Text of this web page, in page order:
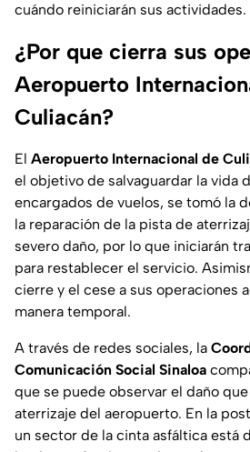
cuándo reiniciarán sus actividades.
¿Por que cierra sus
Aeropuerto
Culiacán?
El Aeropuerto Internacional de
el objetivo de salvaguardar la vida
encargados de vuelos, se tomó la
la reparación de la pista de
severo daño, por lo que iniciarán
para restablecer el servicio.
cierre y el cese a sus operaciones
manera temporal.
A través de redes sociales, la
Comunicación Social Sinaloa
que se puede observar el daño
aterrizaje del aeropuerto. En la
un sector de la cinta asfáltica está